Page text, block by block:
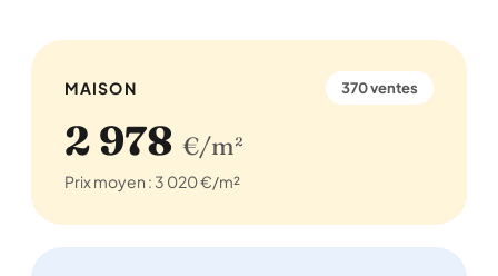
MAISON 370 ventes
2 978 €/m²
Prix moyen : 3 020 €/m²